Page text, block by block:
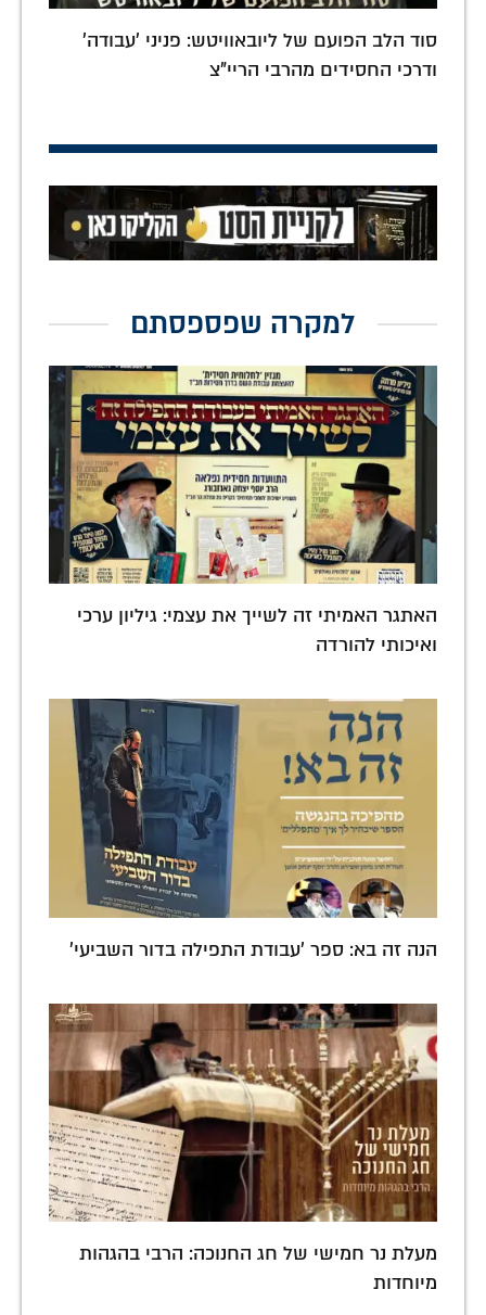
סוד הלב הפועם של ליובאוויטש: פניני 'עבודה'
ודרכי החסידים מהרבי הריי"צ
למקרה שפספסתם
האתגר האמיתי זה לשייך את עצמי: גיליון ערכי
ואיכותי להורדה
הנה זה בא: ספר 'עבודת התפילה בדור השביעי'
מעלת נר חמישי של חג החנוכה: הרבי בהגהות
מיוחדות